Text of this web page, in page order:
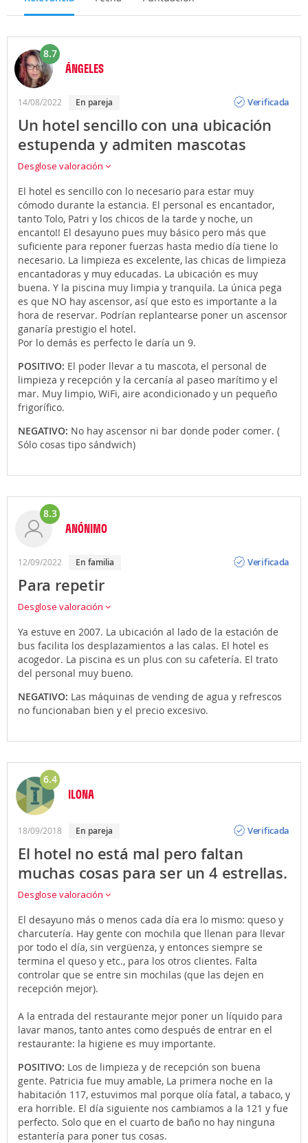
8.7
ÁNGELES
14/08/2022 en pareja
Verificada
Un hotel sencillo con una ubicación
estupenda y admiten mascotas
Desglose valoración
El hotel es sencillo con lo necesario para estar muy
cómodo durante la estancia. El personal es encantador,
tanto Tolo, Patri y los chicos de la tarde y noche, un
encanto!! El desayuno pues muy básico pero más que
suficiente para reponer fuerzas hasta medio día tiene lo
necesario. La limpieza es excelente, las chicas de limpieza
encantadoras y muy educadas. La ubicación es muy
buena. Y la piscina muy limpia y tranquila. La única pega
es que NO hay ascensor, así que esto es importante a la
hora de reservar. Podrían replantearse poner un ascensor
ganaría prestigio el hotel.
Por lo demás es perfecto le daría un 9.
POSITIVO: El poder llevar a tu mascota, el personal de
limpieza y recepción y la cercanía al paseo marítimo y el
mar. Muy limpio, WiFi, aire acondicionado y un pequeño
frigorífico.
NEGATIVO: No hay ascensor ni bar donde poder comer. (
Sólo cosas tipo sándwich)
8.3
ANÓNIMO
12/09/2022 en familia
Verificada
Para repetir
Desglose valoración
Ya estuve en 2007. La ubicación al lado de la estación de
bus facilita los desplazamientos a las calas. El hotel es
acogedor. La piscina es un plus con su cafetería. El trato
del personal muy bueno.
NEGATIVO: Las máquinas de vending de agua y refrescos
no funcionaban bien y el precio excesivo.
6.4
ILONA
18/09/2018 en pareja
Verificada
El hotel no está mal pero faltan
muchas cosas para ser un 4 estrellas.
Desglose valoración
El desayuno más o menos cada día era lo mismo: queso y
charcutería. Hay gente con mochila que llenan para llevar
por todo el día, sin vergüenza, y entonces siempre se
termina el queso y etc., para los otros clientes. Falta
controlar que se entre sin mochilas (que las dejen en
recepción mejor).
A la entrada del restaurante mejor poner un líquido para
lavar manos, tanto antes como después de entrar en el
restaurante: la higiene es muy importante.
POSITIVO: Los de limpieza y de recepción son buena
gente. Patricia fue muy amable, La primera noche en la
habitación 117, estuvimos mal porque olía fatal, a tabaco, y
era horrible. El día siguiente nos cambiamos a la 121 y fue
perfecto. Solo que en el cuarto de baño no hay ninguna
estantería para poner tus cosas.